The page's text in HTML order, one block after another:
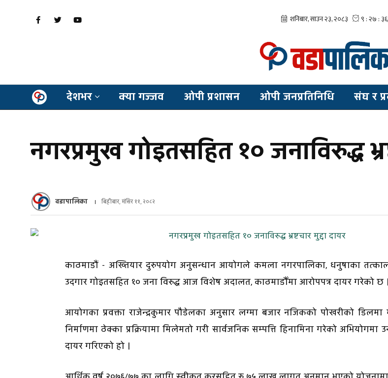
देशभर क्या गज्जव ओपी प्रशासन ओपी जनप्रतिनिधि संघ र
नगरप्रमुख गोइतसहित १० जनाविरुद्ध
वडापालिका बिहीबार, मंसिर ११, २०८२
काठमाडौं - अख्तियार दुरुपयोग अनुसन्धान आयोगले कमला नगरपालिका, धनुषाका
उदगार गोइतसहित १० जना विरुद्ध आज विशेष अदालत, काठमाडौँमा आरोपपत्र दायर गरेको छ ।
आयोगका प्रवक्ता राजेन्द्रकुमार पौडेलका अनुसार लग्मा बजार नजिकको पोखरीको डिलमा
निर्माणमा ठेक्का प्रक्रियामा मिलेमतो गरी सार्वजनिक सम्पत्ति हिनामिना गरेको अभियोगमा
दायर गरिएको हो ।